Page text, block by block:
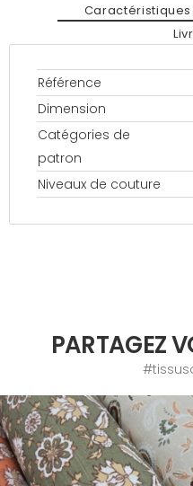
Caractéristiques
Référence
Dimension
Catégories de
patron
Niveaux de couture
PARTAGEZ